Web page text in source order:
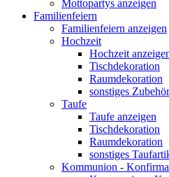
Mottopartys anzeigen
Familienfeiern
Familienfeiern anzeigen
Hochzeit
Hochzeit
Tischdekoration
Raumdekoration
sonstiges Zubehör
Taufe
Taufe anzeigen
Tischdekoration
Raumdekoration
sonstiges
Kommunion -